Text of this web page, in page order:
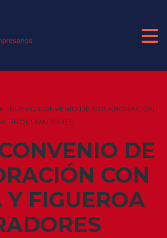
NUEVO CONVENIO DE COLABORACIÓN
PROCURADORES
DE
CON
FIGUEROA